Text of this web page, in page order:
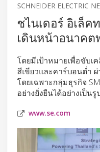
SCHNEIDER ELECTRIC
ชไนเดอร์ อิเล็ค
เดินหน้าอนาคต
โดยมีเป้าหมายเพื่อขับเ
สีเขียวและคาร์บอนต่ำ
โดยเฉพาะกลุ่มธุรกิจ
อย่างยั่งยืนได้อย่างเป็นรู
www.se.com